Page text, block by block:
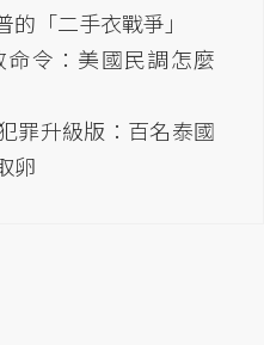
「二手衣戰爭」
令：美國民調怎麼
罪升級版：百名泰國
卵